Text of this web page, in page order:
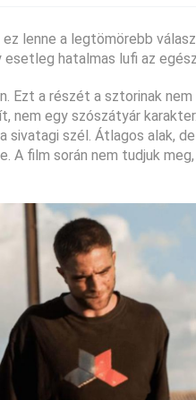
lenne a legtömörebb
esetleg hatalmas lufi az
Ezt a részét a sztorinak
nem egy szószátyár
sivatagi szél. Átlagos alak,
A film során nem tudjuk